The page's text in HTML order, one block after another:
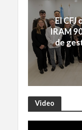
El
IRAM
de
Video